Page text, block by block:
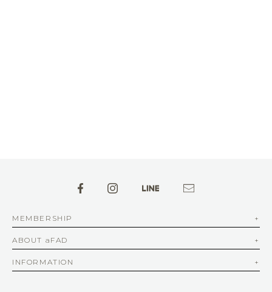
MEMBERSHIP
ABOUT aFAD
INFORMATION